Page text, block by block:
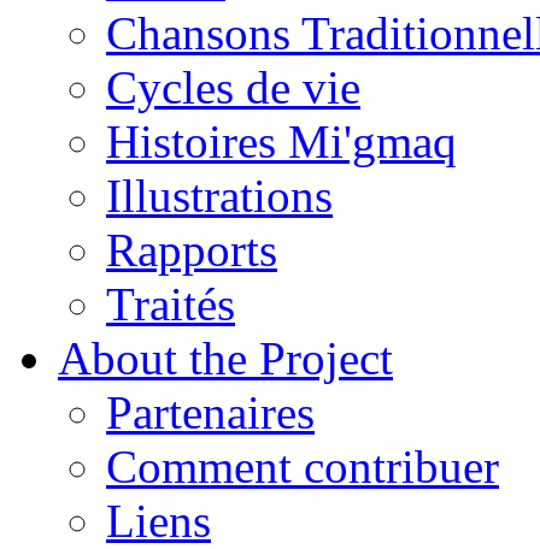
Chansons
Cycles de vie
Histoires Mi'gmaq
Illustrations
Rapports
Traités
About the Project
Partenaires
Comment contribuer
Liens